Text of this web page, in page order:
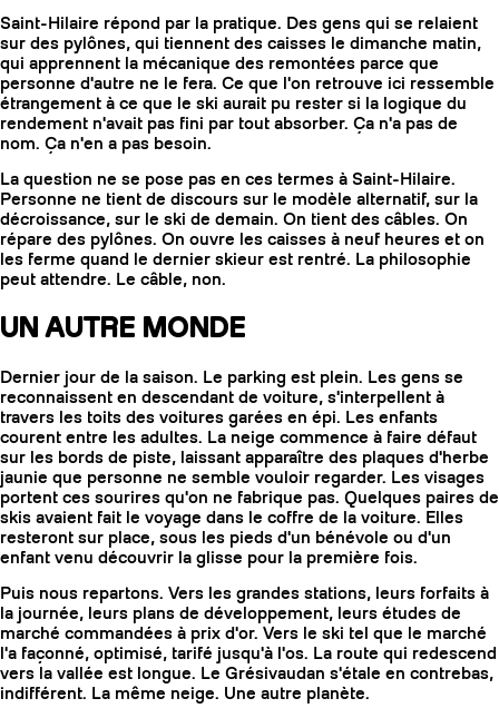
Saint-Hilaire répond par la pratique. Des gens qui se relaient
sur des pylônes, qui tiennent des caisses le dimanche matin,
qui apprennent la mécanique des remontées parce que
personne d'autre ne le fera. Ce que l'on retrouve ici ressemble
étrangement à ce que le ski aurait pu rester si la logique du
rendement n'avait pas fini par tout absorber. Ça n'a pas de
nom. Ça n'en a pas besoin.
La question ne se pose pas en ces termes à Saint-Hilaire.
Personne ne tient de discours sur le modèle alternatif, sur la
décroissance, sur le ski de demain. On tient des câbles. On
répare des pylônes. On ouvre les caisses à neuf heures et on
les ferme quand le dernier skieur est rentré. La philosophie
peut attendre. Le câble, non.
UN AUTRE MONDE
Dernier jour de la saison. Le parking est plein. Les gens se
reconnaissent en descendant de voiture, s'interpellent à
travers les toits des voitures garées en épi. Les enfants
courent entre les adultes. La neige commence à faire défaut
sur les bords de piste, laissant apparaître des plaques d'herbe
jaunie que personne ne semble vouloir regarder. Les visages
portent ces sourires qu'on ne fabrique pas. Quelques paires de
skis avaient fait le voyage dans le coffre de la voiture. Elles
resteront sur place, sous les pieds d'un bénévole ou d'un
enfant venu découvrir la glisse pour la première fois.
Puis nous repartons. Vers les grandes stations, leurs forfaits à
la journée, leurs plans de développement, leurs études de
marché commandées à prix d'or. Vers le ski tel que le marché
l'a façonné, optimisé, tarifé jusqu'à l'os. La route qui redescend
vers la vallée est longue. Le Grésivaudan s'étale en contrebas,
indifférent. La même neige. Une autre planète.